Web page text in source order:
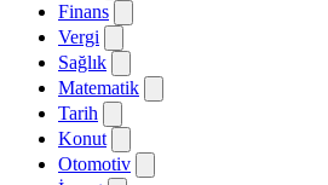
Finans
Vergi
Sağlık
Matematik
Tarih
Konut
Otomotiv